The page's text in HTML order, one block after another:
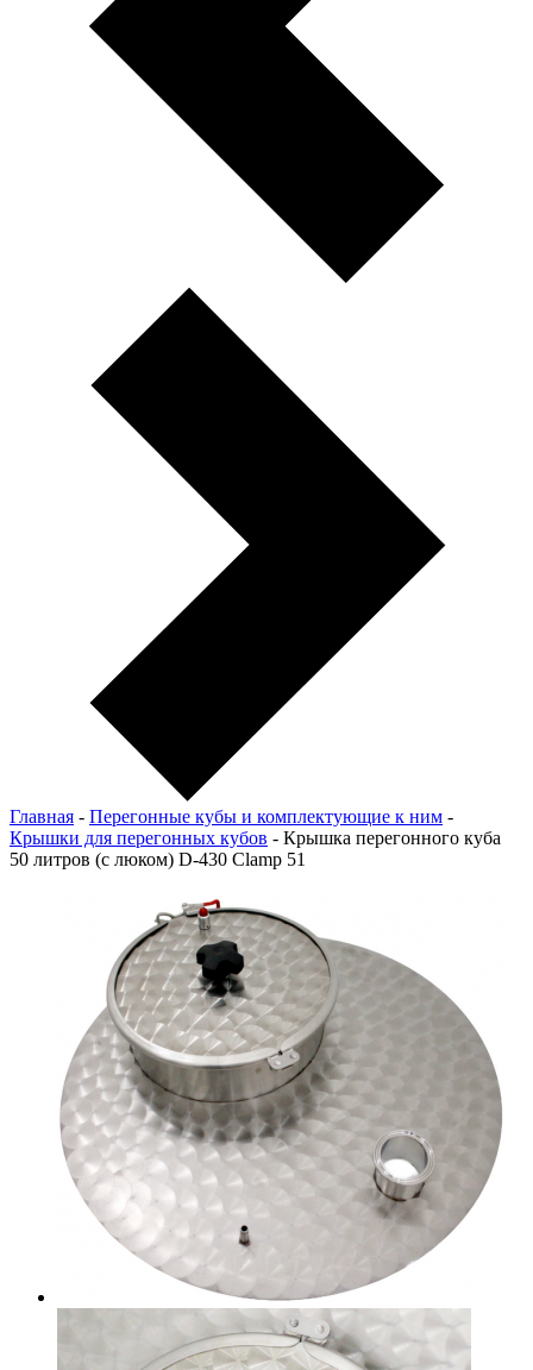
Главная - Перегонные кубы и комплектующие к ним -
Крышки для перегонных кубов - Крышка перегонного куба
50 литров (с люком) D-430 Clamp 51